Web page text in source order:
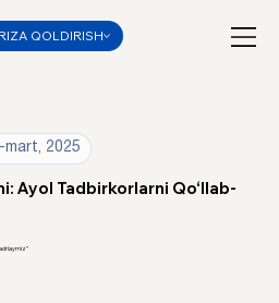
QOLDIRISH
mart, 2025
Ayol Tadbirkorlarni Qo‘llab-